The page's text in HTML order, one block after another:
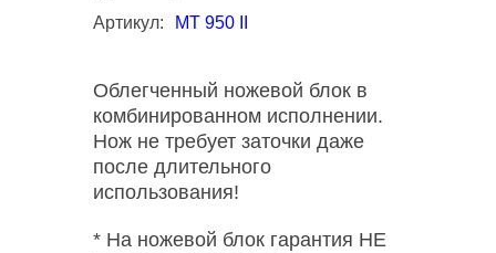
Артикул: МТ 950 II
Облегченный ножевой блок в
комбинированном исполнении.
Нож не требует заточки даже
после длительного
использования!
* На ножевой блок гарантия НЕ